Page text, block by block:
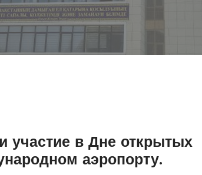
участие в Дне открытых
аэропорту.